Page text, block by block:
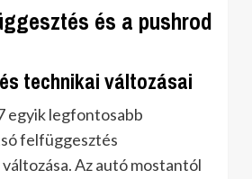
és a pushrod
technikai változásai
egyik legfontosabb
felfüggesztés
Az autó mostantól